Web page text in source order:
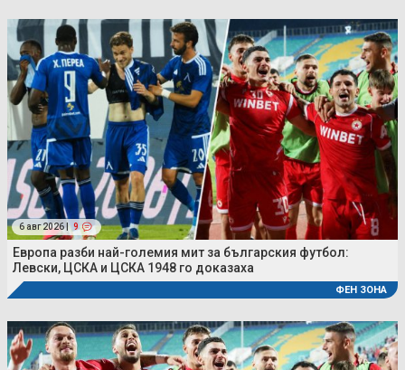
6 авг 2026 | 9
Европа разби най-големия мит за българския футбол:
Левски, ЦСКА и ЦСКА 1948 го доказаха
ФЕН ЗОНА